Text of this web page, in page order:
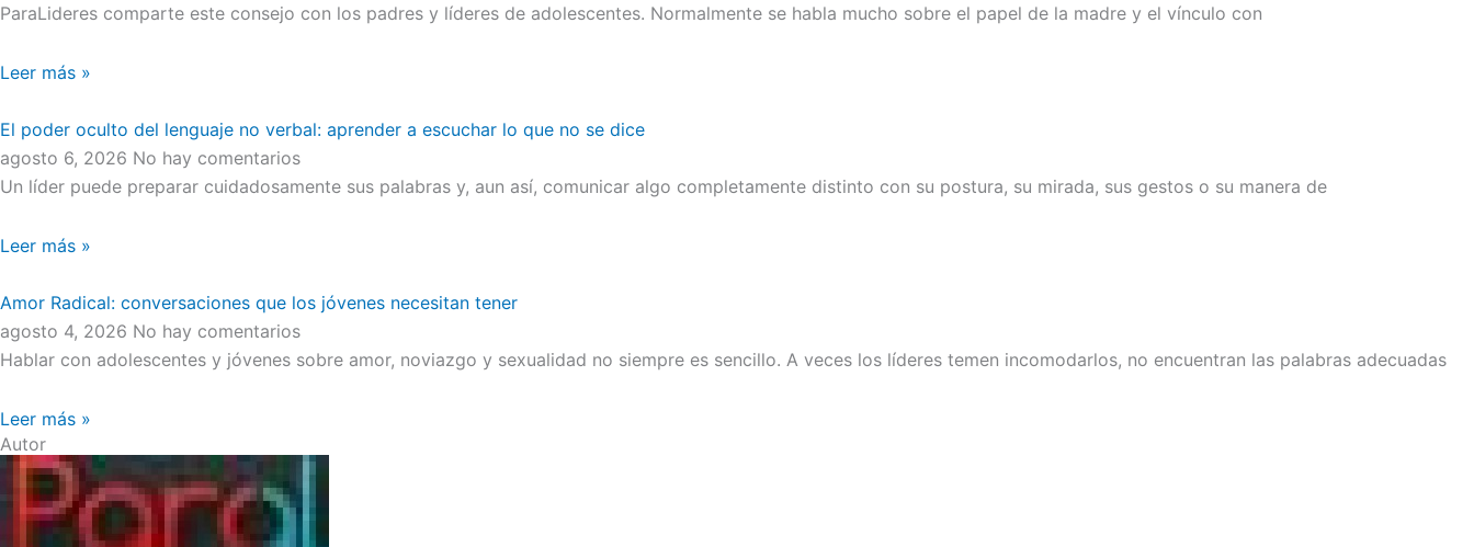
ParaLideres comparte este consejo con los padres y líderes de adolescentes. Normalmente se habla mucho sobre el papel de la madre y el vínculo con
Leer más »
El poder oculto del lenguaje no verbal: aprender a escuchar lo que no se dice
agosto 6, 2026 No hay comentarios
Un líder puede preparar cuidadosamente sus palabras y, aun así, comunicar algo completamente distinto con su postura, su mirada, sus gestos o su manera de
Leer más »
Amor Radical: conversaciones que los jóvenes necesitan tener
agosto 4, 2026 No hay comentarios
Hablar con adolescentes y jóvenes sobre amor, noviazgo y sexualidad no siempre es sencillo. A veces los líderes temen incomodarlos, no encuentran las palabras adecuadas
Leer más »
Autor